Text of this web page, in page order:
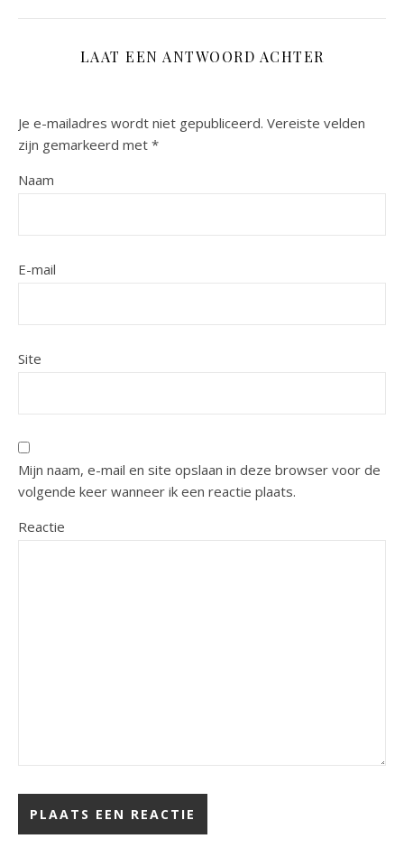
LAAT EEN ANTWOORD ACHTER
Je e-mailadres wordt niet gepubliceerd. Vereiste velden
zijn gemarkeerd met *
Naam
E-mail
Site
Mijn naam, e-mail en site opslaan in deze browser voor de
volgende keer wanneer ik een reactie plaats.
Reactie